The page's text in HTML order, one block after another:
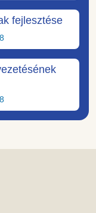
fejlesztése